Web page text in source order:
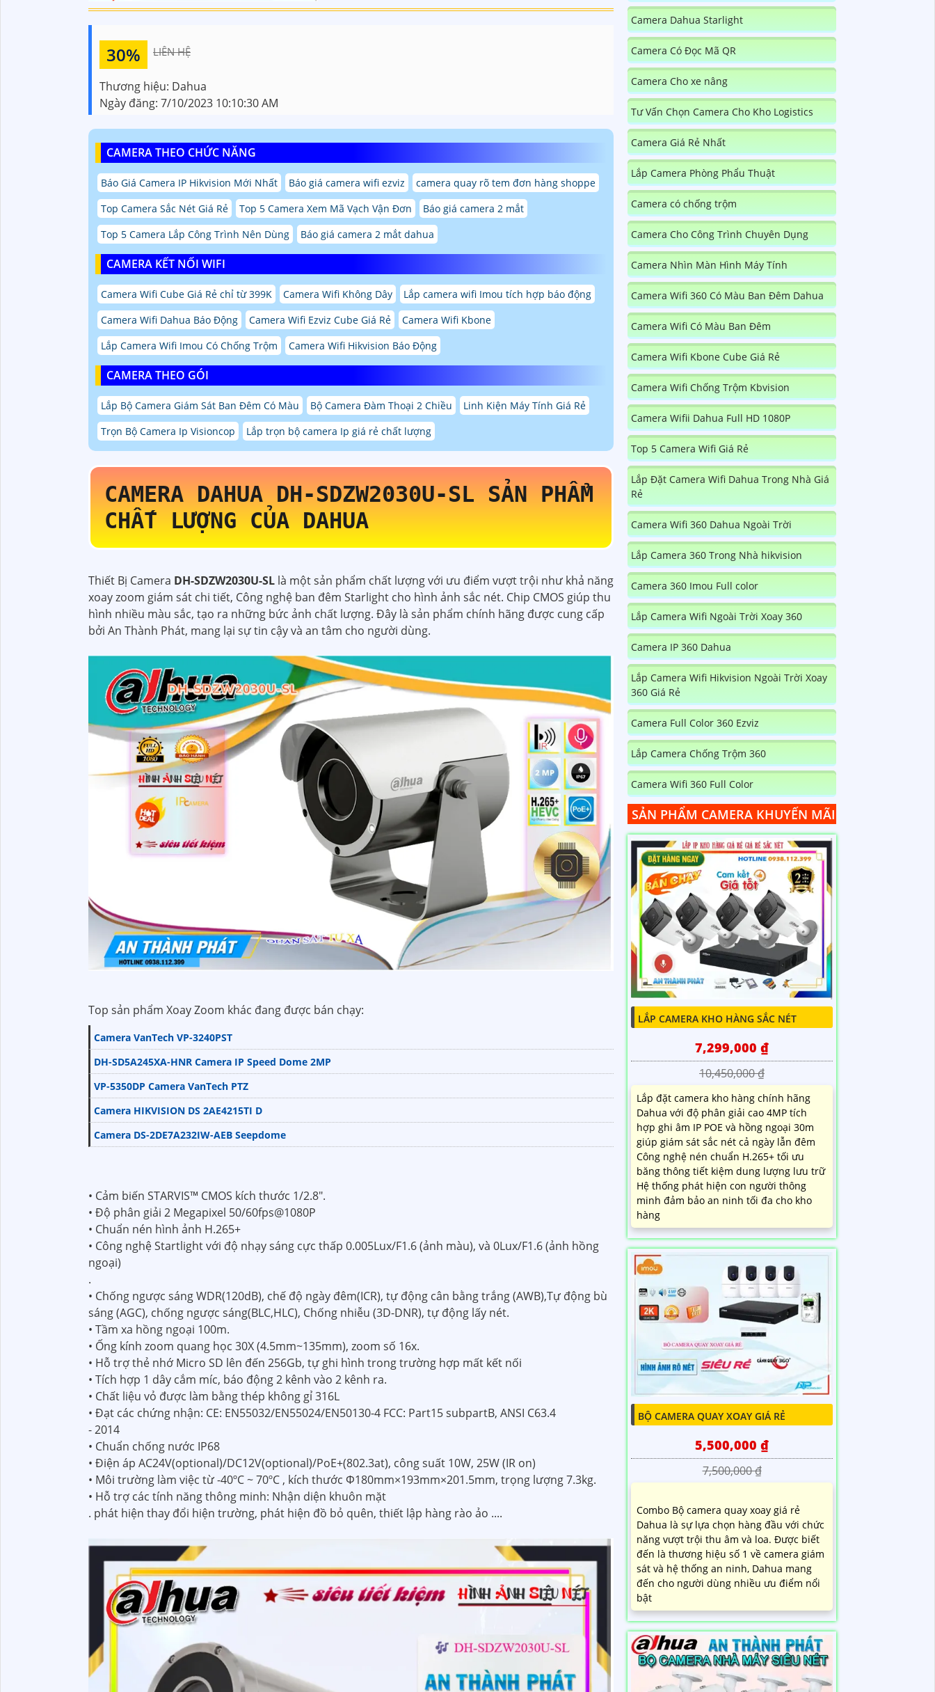
30% LIÊN HỆ
Thương hiệu: Dahua
Ngày đăng: 7/10/2023 10:10:30 AM
CAMERA THEO CHỨC NĂNG
Báo Giá Camera IP Hikvision Mới Nhất Báo giá camera wifi ezviz
camera quay rõ tem đơn hàng shoppe
Top Camera Sắc Nét Giá Rẻ
Top 5 Camera Xem Mã Vạch Vận Đơn
Báo giá camera 2 mắt
Top 5 Camera Lắp Công Trình Nên Dùng
Báo giá camera 2 mắt dahua
CAMERA KẾT NỐI WIFI
Camera Wifi Cube Giá Rẻ chỉ từ 399K Camera Wifi Không Dây
Lắp camera wifi Imou tích hợp báo động
Camera Wifi Dahua Báo Động
Camera Wifi Ezviz Cube Giá Rẻ
Camera Wifi Kbone
Lắp Camera Wifi Imou Có Chống Trộm
Camera Wifi Hikvision Báo Động
CAMERA THEO GÓI
Lắp Bộ Camera Giám Sát Ban Đêm Có Màu Bộ Camera Đàm Thoại 2 Chiều
Linh Kiện Máy Tính Giá Rẻ
Trọn Bộ Camera Ip Visioncop
Lắp trọn bộ camera Ip giá rẻ chất lượng
CAMERA DAHUA DH-SDZW2030U-SL SẢN PHẨM
CHẤT LƯỢNG CỦA DAHUA
Thiết Bị Camera DH-SDZW2030U-SL là một sản phẩm chất lượng với ưu điểm vượt trội như khả năng
xoay zoom giám sát chi tiết, Công nghệ ban đêm Starlight cho hình ảnh sắc nét. Chip CMOS giúp thu
hình nhiều màu sắc, tạo ra những bức ảnh chất lượng. Đây là sản phẩm chính hãng được cung cấp
bởi An Thành Phát, mang lại sự tin cậy và an tâm cho người dùng.
Top sản phẩm Xoay Zoom khác đang được bán chạy:
Camera VanTech VP-3240PST
DH-SD5A245XA-HNR Camera IP Speed Dome 2MP
VP-5350DP Camera VanTech PTZ
Camera HIKVISION DS 2AE4215TI D
Camera DS-2DE7A232IW-AEB Seepdome
• Cảm biến STARVIS™ CMOS kích thước 1/2.8".
• Độ phân giải 2 Megapixel 50/60fps@1080P
• Chuẩn nén hình ảnh H.265+
• Công nghệ Startlight với độ nhạy sáng cực thấp 0.005Lux/F1.6 (ảnh màu), và 0Lux/F1.6 (ảnh hồng
ngoại)
.
• Chống ngược sáng WDR(120dB), chế độ ngày đêm(ICR), tự động cân bằng trắng (AWB),Tự động bù
sáng (AGC), chống ngược sáng(BLC,HLC), Chống nhiễu (3D-DNR), tự động lấy nét.
• Tầm xa hồng ngoại 100m.
• Ống kính zoom quang học 30X (4.5mm~135mm), zoom số 16x.
• Hỗ trợ thẻ nhớ Micro SD lên đến 256Gb, tự ghi hình trong trường hợp mất kết nối
• Tích hợp 1 dây cắm míc, báo động 2 kênh vào 2 kênh ra.
• Chất liệu vỏ được làm bằng thép không gỉ 316L
• Đạt các chứng nhận: CE: EN55032/EN55024/EN50130-4 FCC: Part15 subpartB, ANSI C63.4
- 2014
• Chuẩn chống nước IP68
• Điện áp AC24V(optional)/DC12V(optional)/PoE+(802.3at), công suất 10W, 25W (IR on)
• Môi trường làm việc từ -40ºC ~ 70ºC , kích thước Φ180mm×193mm×201.5mm, trọng lượng 7.3kg.
• Hỗ trợ các tính năng thông minh: Nhận diện khuôn mặt
. phát hiện thay đổi hiện trường, phát hiện đồ bỏ quên, thiết lập hàng rào ảo ....
Camera Dahua Starlight
Camera Có Đọc Mã QR
Camera Cho xe nâng
Tư Vấn Chọn Camera Cho Kho Logistics
Camera Giá Rẻ Nhất
Lắp Camera Phòng Phẩu Thuật
Camera có chống trộm
Camera Cho Công Trình Chuyên Dụng
Camera Nhìn Màn Hình Máy Tính
Camera Wifi 360 Có Màu Ban Đêm Dahua
Camera Wifi Có Màu Ban Đêm
Camera Wifi Kbone Cube Giá Rẻ
Camera Wifi Chống Trộm Kbvision
Camera Wifii Dahua Full HD 1080P
Top 5 Camera Wifi Giá Rẻ
Lắp Đặt Camera Wifi Dahua Trong Nhà Giá
Rẻ
Camera Wifi 360 Dahua Ngoài Trời
Lắp Camera 360 Trong Nhà hikvision
Camera 360 Imou Full color
Lắp Camera Wifi Ngoài Trời Xoay 360
Camera IP 360 Dahua
Lắp Camera Wifi Hikvision Ngoài Trời Xoay
360 Giá Rẻ
Camera Full Color 360 Ezviz
Lắp Camera Chống Trộm 360
Camera Wifi 360 Full Color
SẢN PHẨM CAMERA KHUYẾN MÃI
LẮP CAMERA KHO HÀNG SẮC NÉT
7,299,000 ₫
10,450,000 ₫
Lắp đặt camera kho hàng chính hãng
Dahua với độ phân giải cao 4MP tích
hợp ghi âm IP POE và hồng ngoại 30m
giúp giám sát sắc nét cả ngày lẫn đêm
Công nghệ nén chuẩn H.265+ tối ưu
băng thông tiết kiệm dung lượng lưu trữ
Hệ thống phát hiện con người thông
minh đảm bảo an ninh tối đa cho kho
hàng
BỘ CAMERA QUAY XOAY GIÁ RẺ
5,500,000 ₫
7,500,000 ₫
Combo Bộ camera quay xoay giá rẻ
Dahua là sự lựa chọn hàng đầu với chức
năng vượt trội thu âm và loa. Được biết
đến là thương hiệu số 1 về camera giám
sát và hệ thống an ninh, Dahua mang
đến cho người dùng nhiều ưu điểm nổi
bật